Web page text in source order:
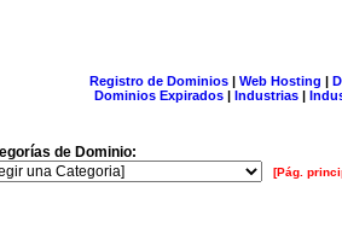
Registro de Dominios| Web Hosting |
Dominios Expirados | Industrias |
de Dominio:
[Pág.